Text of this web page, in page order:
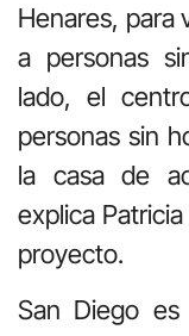
Henares, para
a personas
lado, el
personas sin
la casa de
explica
proyecto.
San Diego